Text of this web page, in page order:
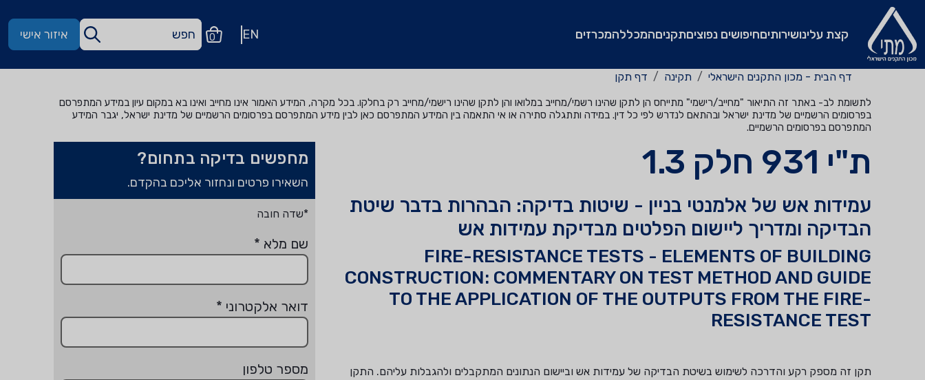
קצת עלינושירותיםחיפושים נפוציםתקניםהמכללהמכרזים EN
0 איזור אישי
דף הבית - מכון התקנים הישראלי תקינה דף תקן
לתשומת לב- באתר זה התיאור "מחייב/רישמי" מתייחס הן לתקן שהינו רשמי/מחייב במלואו והן לתקן שהינו רישמי/מחייב רק בחלקו. בכל מקרה, המידע האמור אינו מחייב ואינו בא במקום עיון במידע המתפרסם
בפרסומים הרשמיים של מדינת ישראל ובהתאם לנדרש לפי כל דין. במידה ותתגלה סתירה או אי התאמה בין המידע המתפרסם כאן לבין מידע המתפרסם בפרסומים הרשמיים של מדינת ישראל, יגבר המידע
המתפרסם בפרסומים הרשמיים.
ת"י 931 חלק 1.3
עמידות אש של אלמנטי בניין - שיטות בדיקה: הבהרות בדבר שיטת
הבדיקה ומדריך ליישום הפלטים מבדיקת עמידות אש
FIRE-RESISTANCE TESTS - ELEMENTS OF BUILDING
CONSTRUCTION: COMMENTARY ON TEST METHOD AND GUIDE
TO THE APPLICATION OF THE OUTPUTS FROM THE FIRE-
RESISTANCE TEST
תקן זה מספק רקע והדרכה לשימוש בשיטת הבדיקה של עמידות אש וביישום הנתונים המתקבלים ולהגבלות עליהם. התקן
מחפשים בדיקה בתחום?
השאירו פרטים ונחזור אליכם בהקדם.
*שדה חובה
שם מלא *
דואר אלקטרוני *
מספר טלפון